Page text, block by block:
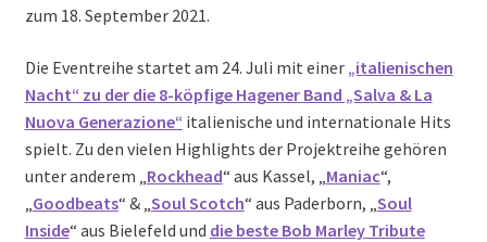
zum 18. September 2021.
Die Eventreihe startet am 24. Juli mit einer „italienischen
Nacht“ zu der die 8-köpfige Hagener Band „Salva & La
Nuova Generazione“ italienische und internationale Hits
spielt. Zu den vielen Highlights der Projektreihe gehören
unter anderem „ Rockhead“ aus Kassel, „ Maniac“,
Goodbeats“ & „ Soul Scotch“ aus Paderborn, „ Soul
Inside“ aus Bielefeld und die beste Bob Marley Tribute